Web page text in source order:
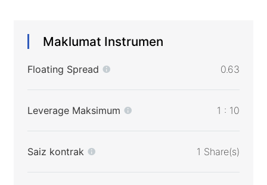
Maklumat Instrumen
Floating Spread 0.63
Leverage Maksimum 1 : 10
Saiz kontrak 1 Share(s)